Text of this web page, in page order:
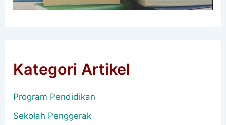
Kategori Artikel
Program Pendidikan
Sekolah Penggerak